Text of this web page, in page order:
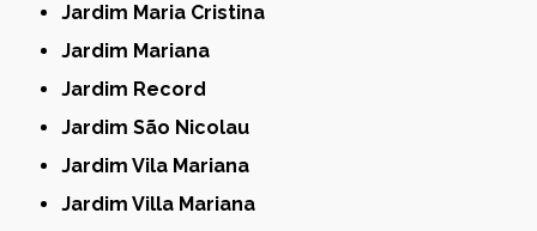
Jardim Maria Cristina
Jardim Mariana
Jardim Record
Jardim São Nicolau
Jardim Vila Mariana
Jardim Villa Mariana